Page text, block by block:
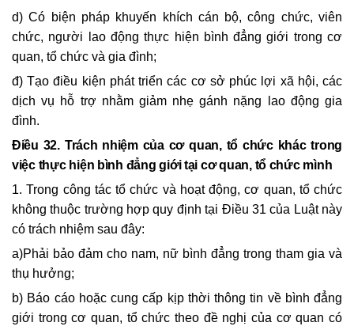
d) Có biện pháp khuyến khích cán bộ, công chức, viên
chức, người lao động thực hiện bình đẳng giới trong cơ
quan, tổ chức và gia đình;
đ) Tạo điều kiện phát triển các cơ sở phúc lợi xã hội, các
dịch vụ hỗ trợ nhằm giảm nhẹ gánh nặng lao động gia
đình.
Điều 32. Trách nhiệm của cơ quan, tổ chức khác trong
việc thực hiện bình đẳng giới tại cơ quan, tổ chức mình
1. Trong công tác tổ chức và hoạt động, cơ quan, tổ chức
không thuộc trường hợp quy định tại Điều 31 của Luật này
có trách nhiệm sau đây:
a)Phải bảo đảm cho nam, nữ bình đẳng trong tham gia và
thụ hưởng;
b) Báo cáo hoặc cung cấp kịp thời thông tin về bình đẳng
giới trong cơ quan, tổ chức theo đề nghị của cơ quan có